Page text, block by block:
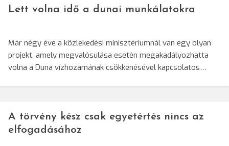
Lett volna idő a dunai munkálatokra
Már négy éve a közlekedési minisztériumnál van egy olyan
projekt, amely megvalósulása esetén megakadályozhatta
volna a Duna vízhozamának csökkenésével kapcsolatos…
A törvény kész csak egyetértés nincs az
elfogadásához